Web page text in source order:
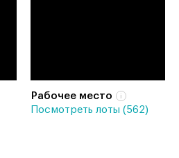
Рабочее место
Посмотреть лоты (562)